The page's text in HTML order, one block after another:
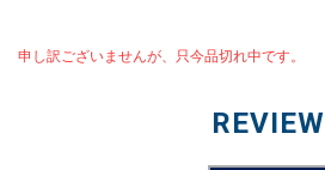
申し訳ございませんが、只今品切れ中です。
REVIEW